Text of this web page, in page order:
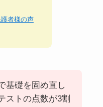
者様の声
基礎を固め直し
ストの点数が3割